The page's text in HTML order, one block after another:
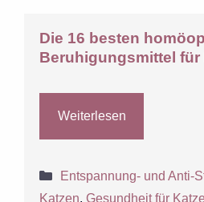
Die 16 besten
Beruhigungsmittel für
Weiterlesen
Kategorien
Entspannung- und Anti-
Katzen,Gesundheit für